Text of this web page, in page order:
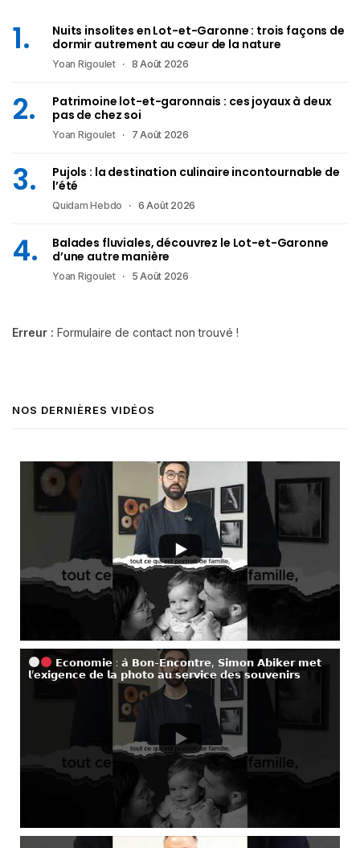
Nuits insolites en Lot-et-Garonne : trois façons de
dormir autrement au cœur de la nature
Yoan Rigoulet 8 Août 2026
Patrimoine lot-et-garonnais : ces joyaux à deux
pas de chez soi
Yoan Rigoulet 7 Août 2026
Pujols : la destination culinaire incontournable de
l’été
Quidam Hebdo 6 Août 2026
Balades fluviales, découvrez le Lot-et-Garonne
d’une autre manière
Yoan Rigoulet 5 Août 2026
Erreur : Formulaire de contact non trouvé !
NOS DERNIÈRES VIDÉOS
𝗘𝗰𝗼𝗻𝗼𝗺𝗶𝗲 : 𝗮̀ 𝗕𝗼𝗻-𝗘𝗻𝗰𝗼𝗻𝘁𝗿𝗲, 𝗦𝗶𝗺𝗼𝗻 𝗔𝗯𝗶𝗸𝗲𝗿 𝗺𝗲𝘁
𝗹’𝗲𝘅𝗶𝗴𝗲𝗻𝗰𝗲 𝗱𝗲 𝗹𝗮 𝗽𝗵𝗼𝘁𝗼 𝗮𝘂 𝘀𝗲𝗿𝘃𝗶𝗰𝗲 𝗱𝗲𝘀 𝘀𝗼𝘂𝘃𝗲𝗻𝗶𝗿𝘀